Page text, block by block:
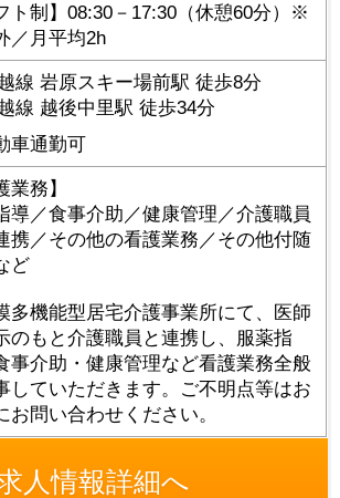
ト制】08:30－17:30（休憩60分）※
／月平均2h
線 岩原スキー場前駅 徒歩8分
線 越後中里駅 徒歩34分
車通勤可
業務】
導／食事介助／健康管理／介護職員
携／その他の看護業務／その他付随
ど
多機能型居宅介護事業所にて、医師
のもと介護職員と連携し、服薬指
事介助・健康管理など看護業務全般
していただきます。ご不明点等はお
お問い合わせください。
人情報詳細へ